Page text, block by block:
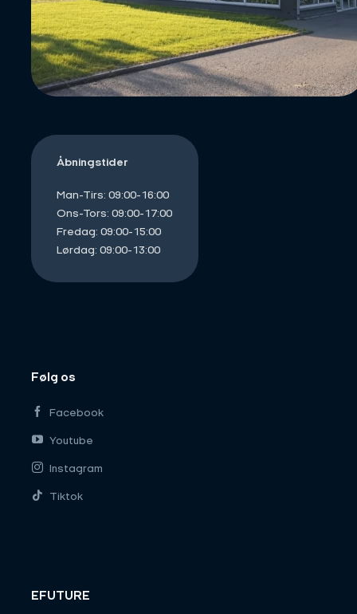
Følg os
Facebook
Youtube
Instagram
Tiktok
EFUTURE
Åbningstider
Man-Tirs: 09:00-16:00
Ons-Tors: 09:00-17:00
Fredag: 09:00-15:00
Lørdag: 09:00-13:00